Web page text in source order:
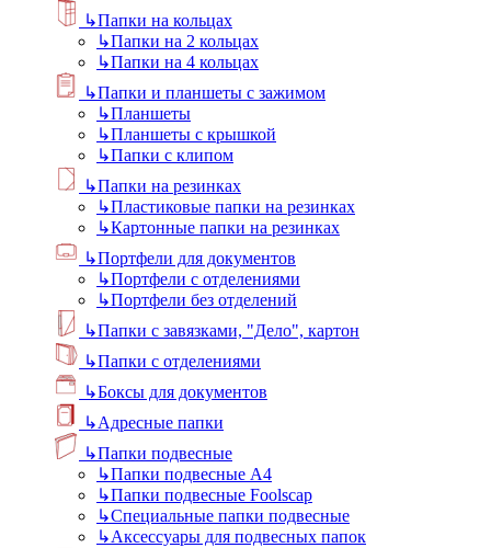
↳Папки на кольцах
↳Папки на 2 кольцах
↳Папки на 4 кольцах
↳Папки и планшеты с зажимом
↳Планшеты
↳Планшеты с крышкой
↳Папки с клипом
↳Папки на резинках
↳Пластиковые папки на резинках
↳Картонные папки на резинках
↳Портфели для документов
↳Портфели с отделениями
↳Портфели без отделений
↳Папки с завязками, "Дело", картон
↳Папки с отделениями
↳Боксы для документов
↳Адресные папки
↳Папки подвесные
↳Папки подвесные А4
↳Папки подвесные Foolscap
↳Специальные папки подвесные
↳Аксессуары для подвесных папок